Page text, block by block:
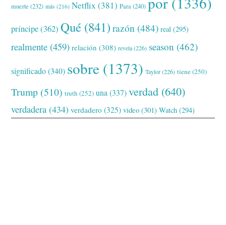
muerte (232) más (216) Netflix (381) Para(240)
príncipe(362) Qué (841) razón (484) real (295)
realmente (459) relación (308) revela(226) season (462)
significado(340) sobre (1373) Taylor(226) tiene(250)
Trump (510) truth (252) una (337) verdad (640)
verdadera (434) verdadero (325) video (301) Watch (294)